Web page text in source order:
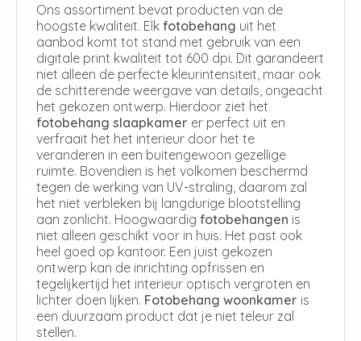
Ons assortiment bevat producten van de
hoogste kwaliteit. Elk fotobehang uit het
aanbod komt tot stand met gebruik van een
digitale print kwaliteit tot 600 dpi. Dit garandeert
niet alleen de perfecte kleurintensiteit, maar ook
de schitterende weergave van details, ongeacht
het gekozen ontwerp. Hierdoor ziet het
fotobehang slaapkamer er perfect uit en
verfraait het het interieur door het te
veranderen in een buitengewoon gezellige
ruimte. Bovendien is het volkomen beschermd
tegen de werking van UV-straling, daarom zal
het niet verbleken bij langdurige blootstelling
aan zonlicht. Hoogwaardig fotobehangen is
niet alleen geschikt voor in huis. Het past ook
heel goed op kantoor. Een juist gekozen
ontwerp kan de inrichting opfrissen en
tegelijkertijd het interieur optisch vergroten en
lichter doen lijken. Fotobehang woonkamer is
een duurzaam product dat je niet teleur zal
stellen.